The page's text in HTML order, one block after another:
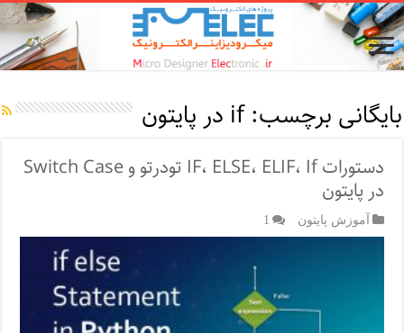
بایگانی برچسب:if در پایتون
دستورات IF، ELSE، ELIF، If تودرتو و Switch Case
در پایتون
آموزش پایتون 1